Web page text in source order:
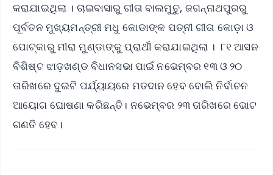
କରାଯାଇଥିଲା । ଚାଇବାସାରୁ ଗୀତା ବାଲମୁଚୁ, ଜଗନ୍ନାଥପୁରରୁ
ପୂର୍ବତନ ମୁଖ୍ୟମନ୍ତ୍ରୀ ମଧୁ କୋଡାଙ୍କ ପତ୍ନୀ ଗୀତା କୋଡ଼ା ଓ
ପୋଟ୍‌କାରୁ ମୀରା ମୁଣ୍ଡାଙ୍କୁ ପ୍ରାର୍ଥୀ କରାଯାଇଥିଲା । ୮୧ ଆସନ
ବିଶିଷ୍ଟ ଝାଡ଼ଖଣ୍ଡ ବିଧାନସଭା ପାଇଁ ନଭେମ୍ବର ୧୩ ଓ ୨୦
ତାରିଖରେ ଦୁଇଟି ପର୍ଯ୍ୟାୟରେ ମତଦାନ ହେବ ବୋଲି ନିର୍ବାଚନ
ଆୟୋଗ ଘୋଷଣା କରିଛନ୍ତି। ନଭେମ୍ବର ୨୩ ତାରିଖରେ ଭୋଟ
ଗଣତି ହେବ।